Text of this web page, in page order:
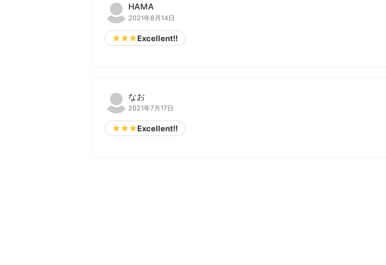
HAMA
2021年8月14日
Excellent!!
なお
2021年7月17日
Excellent!!